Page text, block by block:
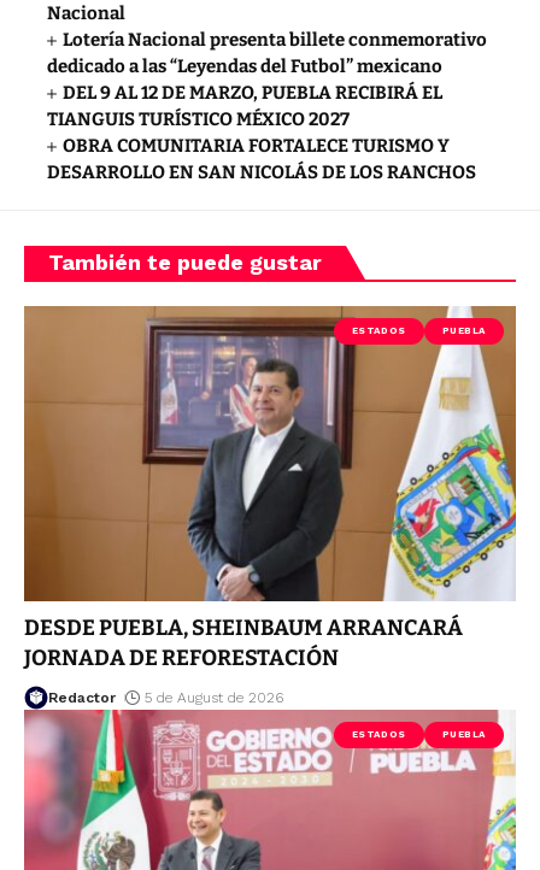
Nacional
Lotería Nacional presenta billete conmemorativo
dedicado a las “Leyendas del Futbol” mexicano
DEL 9 AL 12 DE MARZO, PUEBLA RECIBIRÁ EL
TIANGUIS TURÍSTICO MÉXICO 2027
OBRA COMUNITARIA FORTALECE TURISMO Y
DESARROLLO EN SAN NICOLÁS DE LOS RANCHOS
También te puede gustar
ESTADOS PUEBLA
DESDE PUEBLA, SHEINBAUM ARRANCARÁ
JORNADA DE REFORESTACIÓN
Redactor 5 de August de 2026
ESTADOS PUEBLA